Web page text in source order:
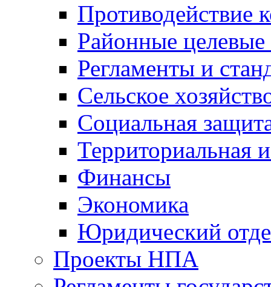
Противодействие
Районные
Регламенты и
Сельское
Социальная
Территориальная
Финансы
Экономика
Юридический
Проекты НПА